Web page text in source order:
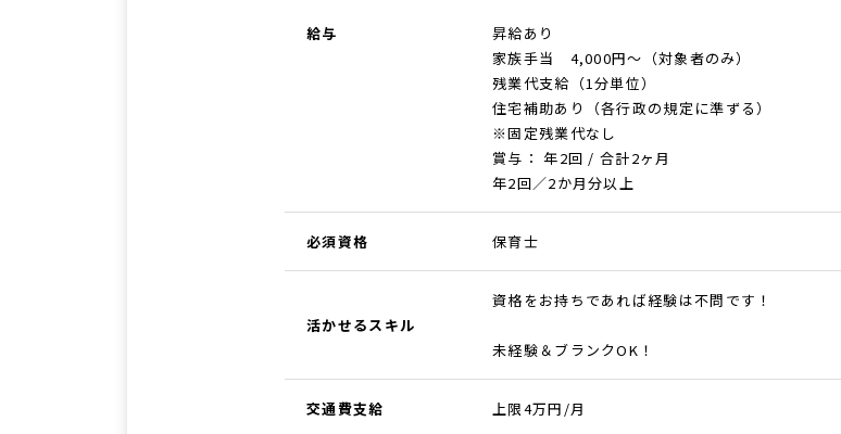
給与
昇給あり
家族手当 4,000円～（対象者のみ）
残業代支給（1分単位）
住宅補助あり（各行政の規定に準ずる）
※固定残業代なし
賞与： 年2回 / 合計2ヶ月
年2回／2か月分以上
必須資格 保育士
活かせるスキル
資格をお持ちであれば経験は不問です！
未経験＆ブランクOK！
交通費支給 上限4万円/月